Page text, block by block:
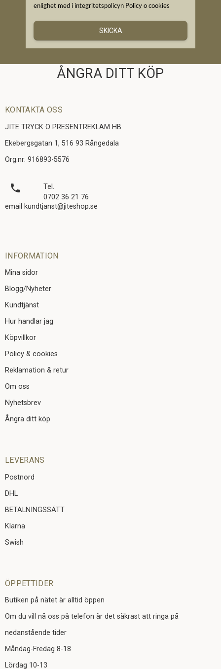
enlighet med i integritetspolicyn Policy o cookies
SKICKA
ÅNGRA DITT KÖP
KONTAKTA OSS
JITE TRYCK O PRESENTREKLAM HB
Ekebergsgatan 1, 516 93 Rångedala
Org.nr: 916893-5576
local_phone
Tel.
0702 36 21 76
email kundtjanst@jiteshop.se
INFORMATION
Mina sidor
Blogg/Nyheter
Kundtjänst
Hur handlar jag
Köpvillkor
Policy & cookies
Reklamation & retur
Om oss
Nyhetsbrev
Ångra ditt köp
LEVERANS
Postnord
DHL
BETALNINGSSÄTT
Klarna
Swish
ÖPPETTIDER
Butiken på nätet är alltid öppen
Om du vill nå oss på telefon är det säkrast att ringa på
nedanstående tider
Måndag-Fredag 8-18
Lördag 10-13